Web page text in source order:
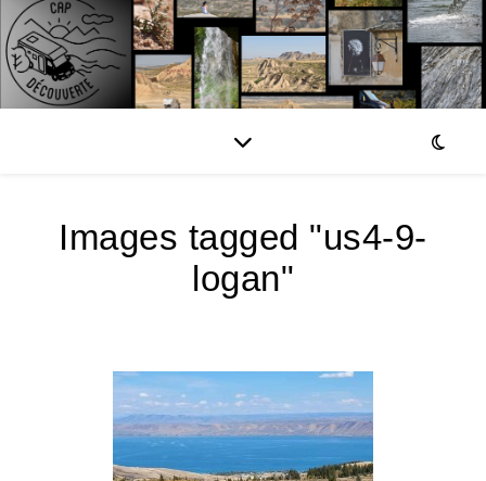
Images tagged "us4-9-
logan"